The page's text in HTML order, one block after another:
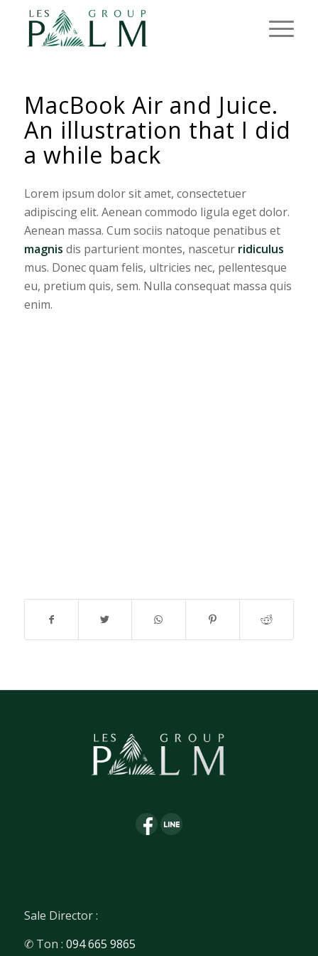
MacBook Air and Juice.
An illustration that I did
a while back
Lorem ipsum dolor sit amet, consectetuer
adipiscing elit. Aenean commodo ligula eget dolor.
Aenean massa. Cum sociis natoque penatibus et
magnis dis parturient montes, nascetur ridiculus
mus. Donec quam felis, ultricies nec, pellentesque
eu, pretium quis, sem. Nulla consequat massa quis
enim.
Sale Director :
✆ Ton : 094 665 9865